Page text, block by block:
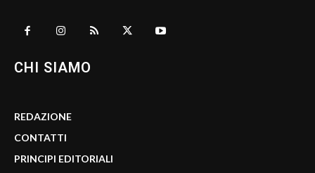
CHI SIAMO
REDAZIONE
CONTATTI
PRINCIPI EDITORIALI